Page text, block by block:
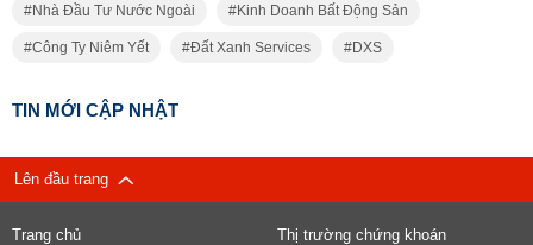
Nhà Đầu Tư Nước Ngoài Kinh Doanh Bất Động Sản
Công Ty Niêm Yết Đất Xanh Services DXS
TIN MỚI CẬP NHẬT
Lên đầu trang
Trang chủ Thị trường chứng khoán